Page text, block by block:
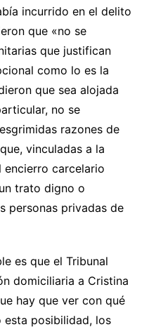
incurrido en el delito
que «no se
que justifican
como lo es la
que sea alojada
no se
razones de
vinculadas a la
encierro carcelario
trato digno o
personas privadas de
es que el Tribunal
domiciliaria a Cristina
hay que ver con qué
esta posibilidad, los